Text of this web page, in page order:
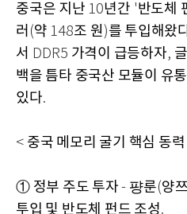
중국은 지난 10년간 '반도체
러 (약 148조 원)를 투입해왔
서 DDR5 가격이 급등하자,
백을 틈타 중국산 모듈이 유
있다.
< 중국 메모리 굴기 핵심 동력
① 정부 주도 투자- 퍙룬(양
투입 및 반도체 펀드 조성.